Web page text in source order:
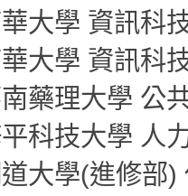
大學 資訊科
大學 資訊科
藥理大學 公
科技大學 人
大學(進修部)